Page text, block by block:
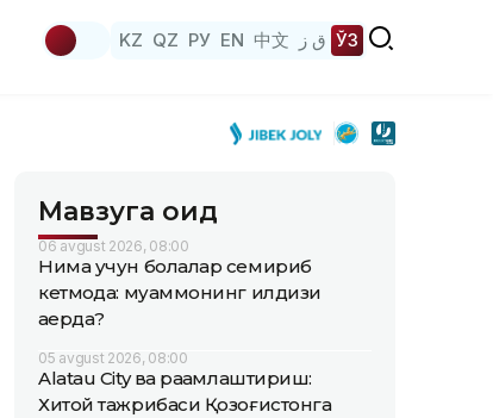
KZ QZ РУ EN 中文 ق ز ЎЗ
Мавзуга оид
06 avgust 2026, 08:00
Нима учун болалар семириб
кетмоқда: муаммонинг илдизи
қаерда?
05 avgust 2026, 08:00
Alatau City ва рақамлаштириш:
Хитой тажрибаси Қозоғистонга